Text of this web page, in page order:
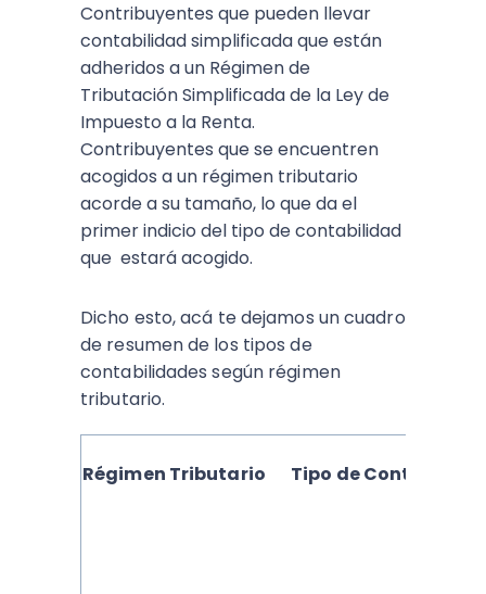
Contribuyentes que pueden llevar
contabilidad simplificada que están
adheridos a un Régimen de
Tributación Simplificada de la Ley de
Impuesto a la Renta.
Contribuyentes que se encuentren
acogidos a un régimen tributario
acorde a su tamaño, lo que da el
primer indicio del tipo de contabilidad
que estará acogido.
Dicho esto, acá te dejamos un cuadro
de resumen de los tipos de
contabilidades según régimen
tributario.
Régimen Tributario Tipo de